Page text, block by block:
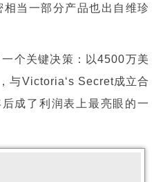
当一部分产品也出自维珍
个关键决策：以4500万美
与Victoria‘s Secret成立合
成了利润表上最亮眼的一